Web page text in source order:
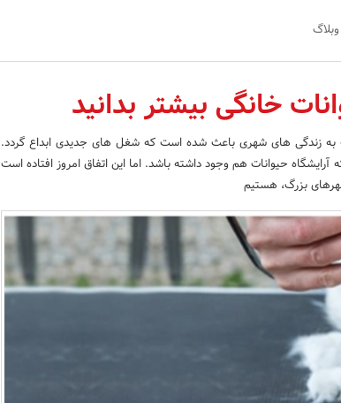
وبلاگ
خانگی بیشتر بدانید
به زندگی های شهری باعث شده است که شغل های جدیدی ابداع گردد.
حیوانات هم وجود داشته باشد. اما این اتفاق امروز افتاده است
بزرگ، هستیم